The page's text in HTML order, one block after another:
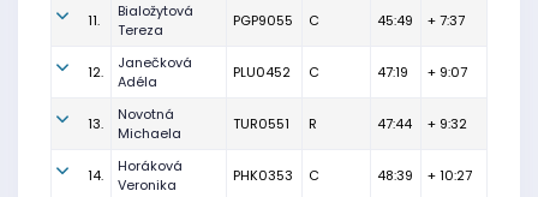
11.
Bialožytová
Tereza
PGP9055 C 45:49 + 7:37
12.
Janečková
Adéla
PLU0452 C 47:19 + 9:07
13.
Novotná
Michaela
TUR0551 R 47:44 + 9:32
14.
Horáková
Veronika
PHK0353 C 48:39 + 10:27